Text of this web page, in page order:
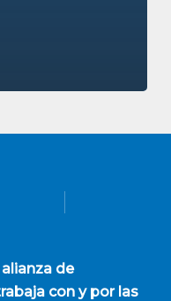
de
con y por las